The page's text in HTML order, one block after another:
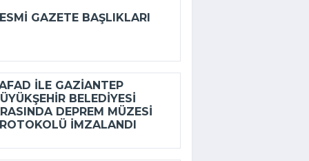
GAZETE BAŞLIKLARI
ILE GAZIANTEP
BELEDIYESI
DEPREM MÜZESI
IMZALANDI